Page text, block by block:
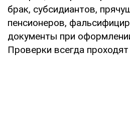
брак, субсидиантов,
пенсионеров,
документы при
Проверки всегда проходят